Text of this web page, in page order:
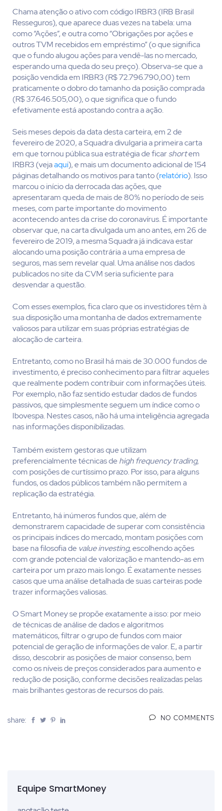
Chama atenção o ativo com código IRBR3 (IRB Brasil
Resseguros), que aparece duas vezes na tabela: uma
como “Ações”, e outra como “Obrigações por ações e
outros TVM recebidos em empréstimo” (o que significa
que o fundo alugou ações para vendê-las no mercado,
esperando uma queda do seu preço). Observa-se que a
posição vendida em IRBR3 (R$ 72.796.790,00) tem
praticamente o dobro do tamanho da posição comprada
(R$ 37.646.505,00), o que significa que o fundo
efetivamente está apostando contra a ação.
Seis meses depois da data desta carteira, em 2 de
fevereiro de 2020, a Squadra divulgaria a primeira carta
em que tornou pública sua estratégia de ficarshortem
IRBR3 (vejaaqui), e mais um documento adicional de 154
páginas detalhando os motivos para tanto (relatório). Isso
marcou o início da derrocada das ações, que
apresentaram queda de mais de 80% no período de seis
meses, com parte importante do movimento
acontecendo antes da crise do coronavírus. É importante
observar que, na carta divulgada um ano antes, em 26 de
fevereiro de 2019, a mesma Squadra já indicava estar
alocando uma posição contrária a uma empresa de
seguros, mas sem revelar qual. Uma análise nos dados
publicados no site da CVM seria suficiente para
desvendar a questão.
Com esses exemplos, fica claro que os investidores têm à
sua disposição uma montanha de dados extremamente
valiosos para utilizar em suas próprias estratégias de
alocação de carteira.
Entretanto, como no Brasil há mais de 30.000 fundos de
investimento, é preciso conhecimento para filtrar aqueles
que realmente podem contribuir com informações úteis.
Por exemplo, não faz sentido estudar dados de fundos
passivos, que simplesmente seguem um índice como o
Ibovespa. Nestes casos, não há uma inteligência agregada
nas informações disponibilizadas.
Também existem gestoras que utilizam
preferencialmente técnicas dehigh frequency trading,
com posições de curtíssimo prazo. Por isso, para alguns
fundos, os dados públicos também não permitem a
replicação da estratégia.
Entretanto, há inúmeros fundos que, além de
demonstrarem capacidade de superar com consistência
os principais índices do mercado, montam posições com
base na filosofia de value investing, escolhendo ações
com grande potencial de valorização e mantendo-as em
carteira por um prazo mais longo. É exatamente nesses
casos que uma análise detalhada de suas carteiras pode
trazer informações valiosas.
O Smart Money se propõe exatamente a isso: por meio
de técnicas de análise de dados e algoritmos
matemáticos, filtrar o grupo de fundos com maior
potencial de geração de informações de valor. E, a partir
disso, descobrir as posições de maior consenso, bem
como os níveis de preços considerados para aumento e
redução de posição, conforme decisões realizadas pelas
mais brilhantes gestoras de recursos do país.
share: NO COMMENTS
Equipe SmartMoney